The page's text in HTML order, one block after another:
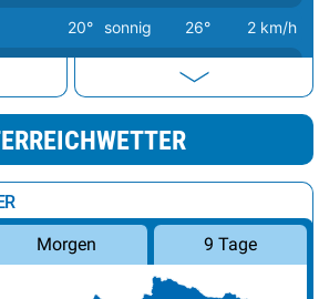
20° sonnig 26° 2 km/h
27°
21° sonnig 24°
21° sonnig 24° 12 km/h
21° sonnig 19° 3 km/h
21° sonnig 24° 2 km/h
Morgen 9 Tage